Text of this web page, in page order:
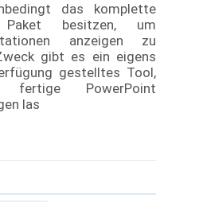
das komplette
besitzen, um
anzeigen zu
gibt es ein eigens
gestelltes Tool,
PowerPoint
las